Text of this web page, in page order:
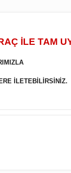
İLE TAM
İLETEBİLİRSİNİZ.